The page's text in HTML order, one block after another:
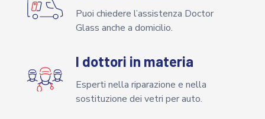
Puoi chiedere l’assistenza Doctor
Glass anche a domicilio.
I dottori in materia
Esperti nella riparazione e nella
sostituzione dei vetri per auto.